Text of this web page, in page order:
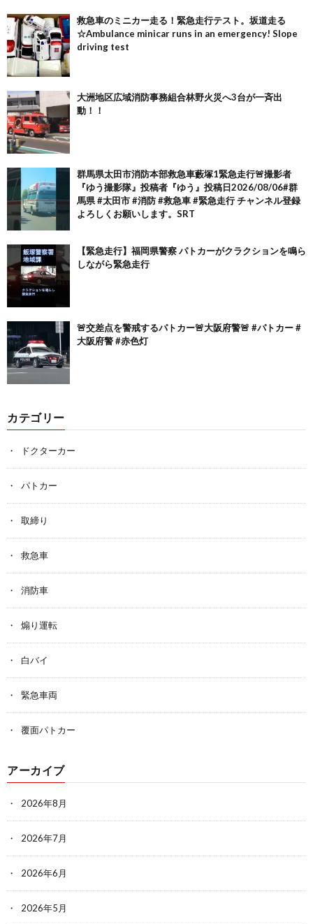
救急車のミニカー走る！緊急走行テスト。坂道走る
☆Ambulance minicar runs in an emergency! Slope
driving test
大洲地区広域消防事務組合林野火災へ3台が一斉出
動！！
群馬県太田市消防本部救急車藪塚1緊急走行🚨撮影者
『ゆう撮影隊』投稿者『ゆう』投稿日2026/08/06#群
馬県 #太田市 #消防 #救急車 #緊急走行 チャンネル登録
よろしくお願いします。SRT
【緊急走行】福岡県警察 パトカーがクラクションを鳴ら
しながら緊急走行
🚨交差点を警戒するパトカー🚨大阪府警🚨 #パトカー #
大阪府警 #赤色灯
カテゴリー
ドクターカー
パトカー
取締り
救急車
消防車
煽り運転
白バイ
緊急車両
覆面パトカー
アーカイブ
2026年8月
2026年7月
2026年6月
2026年5月